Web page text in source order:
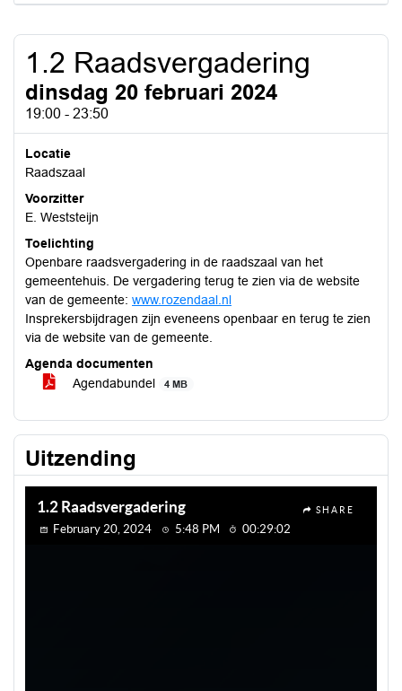
1.2 Raadsvergadering
dinsdag 20 februari 2024
19:00 - 23:50
Locatie
Raadszaal
Voorzitter
E. Weststeijn
Toelichting
Openbare raadsvergadering in de raadszaal van het
gemeentehuis. De vergadering terug te zien via de website
van de gemeente: www.rozendaal.nl
Insprekersbijdragen zijn eveneens openbaar en terug te zien
via de website van de gemeente.
Agenda documenten
Agendabundel
4 MB
Uitzending